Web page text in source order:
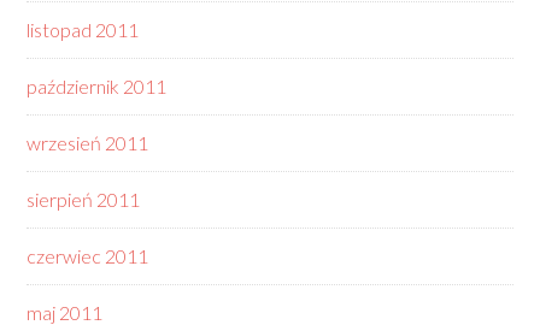
listopad 2011
październik 2011
wrzesień 2011
sierpień 2011
czerwiec 2011
maj 2011